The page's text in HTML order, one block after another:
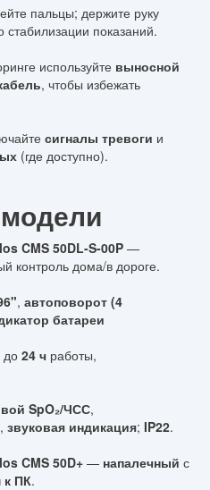
пальцы; держите руку
стабилизации показаний.
используйте выносной
, чтобы избежать
сигналы тревоги и
(где доступно).
CMS 50DL-S-00P —
контроль дома/в дороге.
, автоповорот (4
батареи
до 24 ч работы,
SpO₂/ЧСС,
, звуковая индикация; IP22.
CMS 50D+ — напалечный с
к ПК.